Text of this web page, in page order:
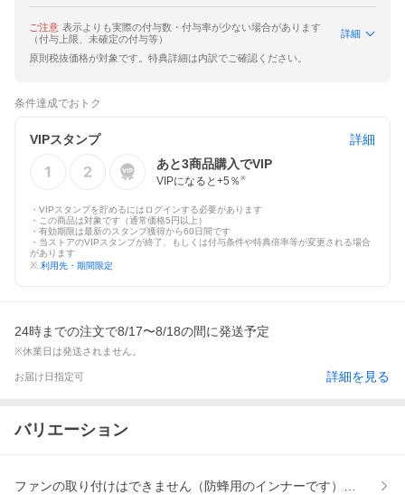
ご注意 表示よりも実際の付与数・付与率が少ない場合があります
（付与上限、未確定の付与等）
詳細
原則税抜価格が対象です。特典詳細は内訳でご確認ください。
条件達成でおトク
VIPスタンプ
詳細
あと3商品購入でVIP
VIPになると+5 ％ ※
・VIPスタンプを貯めるにはログインする必要があります
・この商品は対象です（通常価格5円以上）
・有効期限は最新のスタンプ獲得から60日間です
・当ストアのVIPスタンプが終了、もしくは付与条件や特典倍率等が変更される場合
があります
※ 利用先・期間限定
24時までの注文で8/17〜8/18の間に発送予定
※休業日は発送されません。
お届け日指定可 詳細を見る
バリエーション
ファンの取り付けはできません（防蜂用のインナーです）、実際の